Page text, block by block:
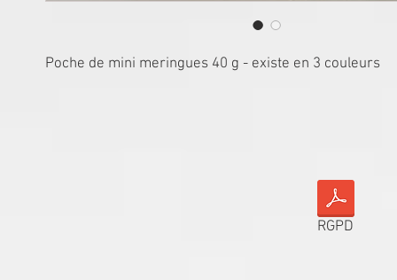
Poche de mini meringues 40 g - existe en 3 couleurs
RGPD